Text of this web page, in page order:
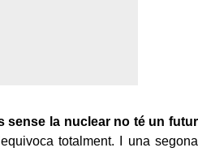
sense la nuclear no té un futur
totalment. I una segona